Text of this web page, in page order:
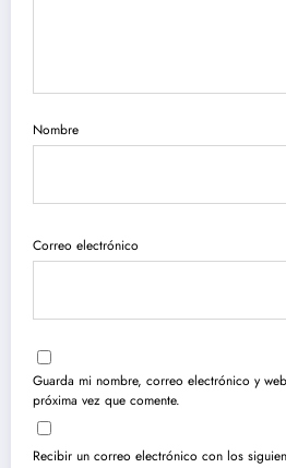
Nombre
Correo electrónico
Guarda mi nombre, correo electrónico y
próxima vez que comente.
Recibir un correo electrónico con los